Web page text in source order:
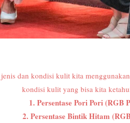
dan kondisi kulit kita
kondisi kulit yang bisa kita
1. Persentase Pori Pori (RGB
2. Persentase Bintik Hitam